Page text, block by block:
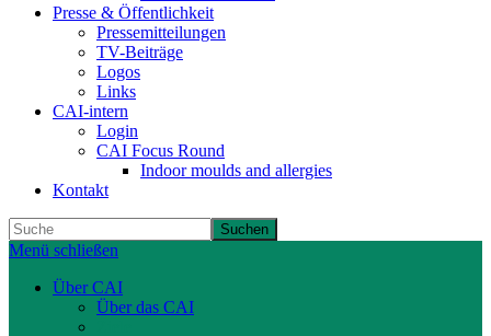
Presse & Öffentlichkeit
Pressemitteilungen
TV-Beiträge
Logos
Links
CAI-intern
Login
CAI Focus Round
Indoor moulds and allergies
Kontakt
Suchen
Menü schließen
Über CAI
Über das CAI